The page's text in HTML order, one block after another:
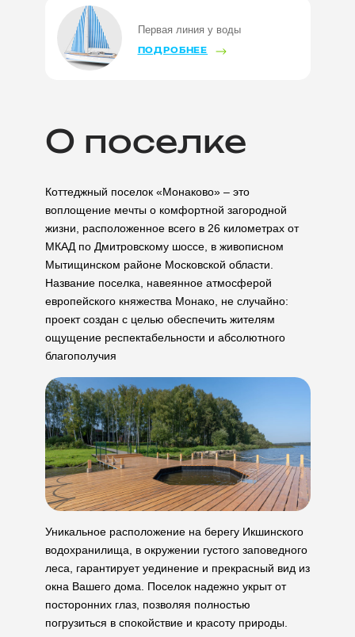
Первая линия у воды
ПОДРОБНЕЕ
О поселке
Коттеджный поселок «Монаково» – это
воплощение мечты о комфортной загородной
жизни, расположенное всего в 26 километрах от
МКАД по Дмитровскому шоссе, в живописном
Мытищинском районе Московской области.
Название поселка, навеянное атмосферой
европейского княжества Монако, не случайно:
проект создан с целью обеспечить жителям
ощущение респектабельности и абсолютного
благополучия
Уникальное расположение на берегу Икшинского
водохранилища, в окружении густого заповедного
леса, гарантирует уединение и прекрасный вид из
окна Вашего дома. Поселок надежно укрыт от
посторонних глаз, позволяя полностью
погрузиться в спокойствие и красоту природы.